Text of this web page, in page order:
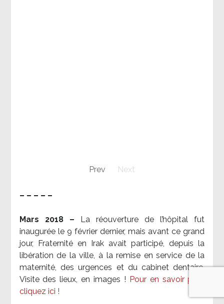
Prev Next
– – – – –
Mars 2018 – La réouverture de l’hôpital fut
inaugurée le 9 février dernier, mais avant ce grand
jour, Fraternité en Irak avait participé, depuis la
libération de la ville, à la remise en service de la
maternité, des urgences et du cabinet dentaire.
Visite des lieux, en images ! Pour en savoir plus,
cliquez ici !